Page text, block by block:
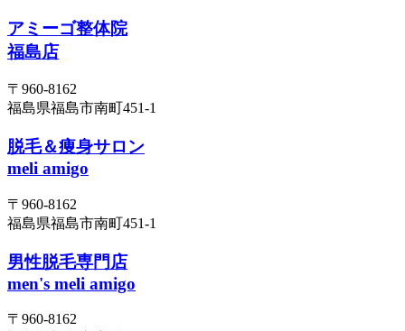
アミーゴ整体院
福島店
〒960-8162
福島県福島市南町451-1
脱毛＆痩身サロン
meli amigo
〒960-8162
福島県福島市南町451-1
男性脱毛専門店
men's meli amigo
〒960-8162